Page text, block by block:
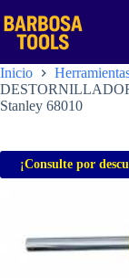
al
contenido
Inicio
Stanley 68010
¡Consulte por